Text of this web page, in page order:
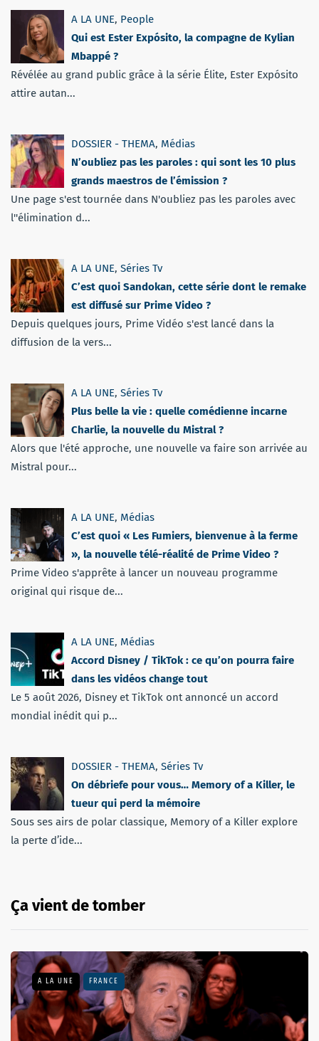
A LA UNE, People
Qui est Ester Expósito, la compagne de Kylian
Mbappé ?
Révélée au grand public grâce à la série Élite, Ester Expósito
attire autan...
DOSSIER - THEMA, Médias
N’oubliez pas les paroles : qui sont les 10 plus
grands maestros de l’émission ?
Une page s'est tournée dans N'oubliez pas les paroles avec
l''élimination d...
A LA UNE, Séries Tv
C’est quoi Sandokan, cette série dont le remake
est diffusé sur Prime Video ?
Depuis quelques jours, Prime Vidéo s'est lancé dans la
diffusion de la vers...
A LA UNE, Séries Tv
Plus belle la vie : quelle comédienne incarne
Charlie, la nouvelle du Mistral ?
Alors que l'été approche, une nouvelle va faire son arrivée au
Mistral pour...
A LA UNE, Médias
C’est quoi « Les Fumiers, bienvenue à la ferme
», la nouvelle télé-réalité de Prime Video ?
Prime Video s'apprête à lancer un nouveau programme
original qui risque de...
A LA UNE, Médias
Accord Disney / TikTok : ce qu’on pourra faire
dans les vidéos change tout
Le 5 août 2026, Disney et TikTok ont annoncé un accord
mondial inédit qui p...
DOSSIER - THEMA, Séries Tv
On débriefe pour vous… Memory of a Killer, le
tueur qui perd la mémoire
Sous ses airs de polar classique, Memory of a Killer explore
la perte d’ide...
Ça vient de tomber
A LA UNE FRANCE